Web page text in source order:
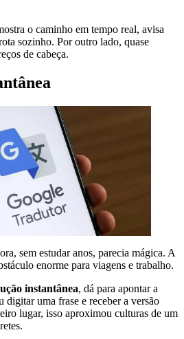
o caminho em tempo real, avisa
sozinho. Por outro lado, quase
de cabeça.
sem estudar anos, parecia mágica. A
enorme para viagens e trabalho.
instantânea, dá para apontar a
digitar uma frase e receber a versão
lugar, isso aproximou culturas de um